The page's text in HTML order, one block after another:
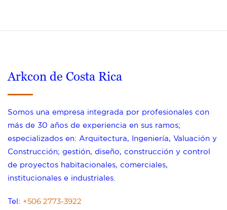
Arkcon de Costa Rica
Somos una empresa integrada por profesionales con
más de 30 años de experiencia en sus ramos;
especializados en: Arquitectura, Ingeniería, Valuación y
Construcción; gestión, diseño, construcción y control
de proyectos habitacionales, comerciales,
institucionales e industriales.
Tel: +506 2773-3922